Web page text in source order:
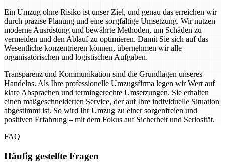
Ein Umzug ohne Risiko ist unser Ziel, und genau das erreichen wir
durch präzise Planung und eine sorgfältige Umsetzung. Wir nutzen
moderne Ausrüstung und bewährte Methoden, um Schäden zu
vermeiden und den Ablauf zu optimieren. Damit Sie sich auf das
Wesentliche konzentrieren können, übernehmen wir alle
organisatorischen und logistischen Aufgaben.
Transparenz und Kommunikation sind die Grundlagen unseres
Handelns. Als Ihre professionelle Umzugsfirma legen wir Wert auf
klare Absprachen und termingerechte Umsetzungen. Sie erhalten
einen maßgeschneiderten Service, der auf Ihre individuelle Situation
abgestimmt ist. So wird Ihr Umzug zu einer sorgenfreien und
positiven Erfahrung – mit dem Fokus auf Sicherheit und Seriosität.
FAQ
Häufig gestellte Fragen